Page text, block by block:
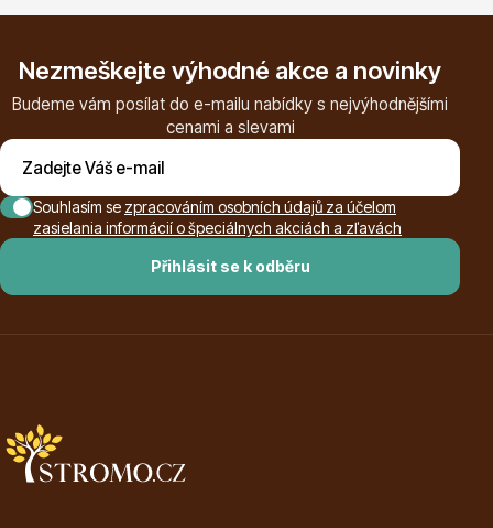
Dekorace
Nezmeškejte výhodné akce a novinky
Budeme vám posílat do e-mailu nabídky s nejvýhodnějšími
cenami a slevami
Přihlásit se k odběru
Souhlasím se zpracováním osobních údajů za účelom
zasielania informácií o špeciálnych akciách a zľavách